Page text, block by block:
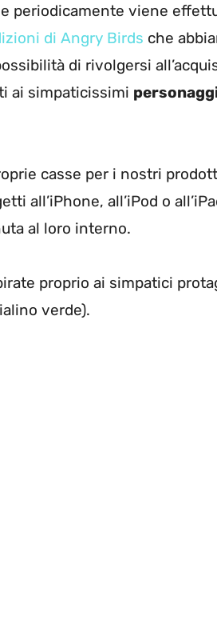
periodicamente viene
di Angry Birds che
di rivolgersi
ai simpaticissimi
casse per i nostri
all’iPhone, all’iPod o
al loro interno.
proprio ai simpatici
verde).